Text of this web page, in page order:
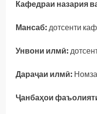
Кафедраи назария
Мансаб: дотсенти
Унвони илмӣ:
Дараҷаи илмӣ:
Ҷанбаҳои